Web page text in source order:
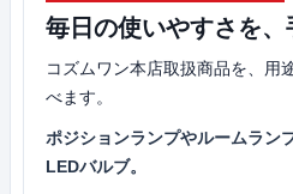
毎日の使いやすさを、
コズムワン本店取扱商品を、用
べます。
ポジションランプやルームラン
LEDバルブ。